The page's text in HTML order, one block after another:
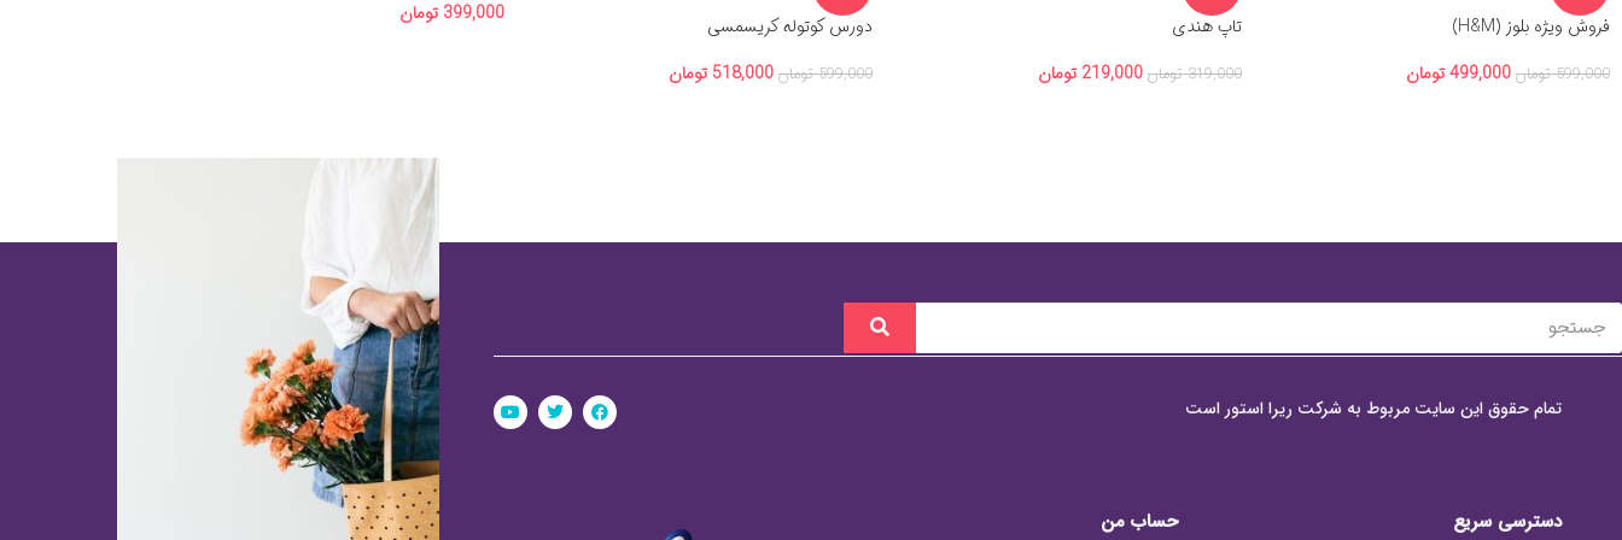
فروش ویژه بلوز (H&M)
599,000 تومان 499,000تومان
تاپ هندی
319,000 تومان 219,000 تومان
دورس کوتوله کریسمسی
599,000 تومان 518,000 تومان
399,000 تومان
تمام حقوق این سایت مربوط به شرکت ریرا استور است
دسترسی سریع حساب من